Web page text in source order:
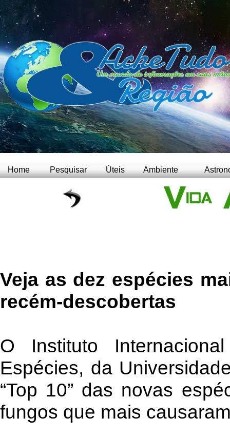
Home Pesquisar Úteis Ambiente
Veja as dez espécies
recém-descobertas
O Instituto
Espécies, da
“Top 10” das novas
fungos que mais